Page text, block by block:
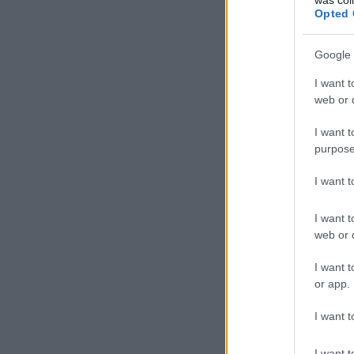
Opted
Google
I want
web or
I want
I want
I want
web or
I want
or app.
I want